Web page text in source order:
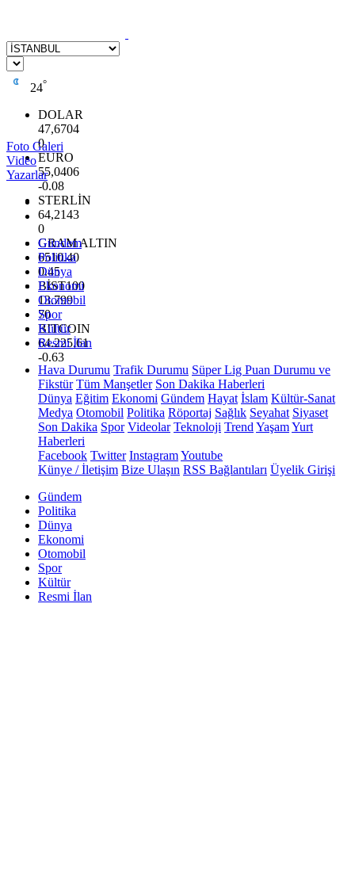
24°
DOLAR
47,6704
0
EURO
55,0406
-0.08
STERLİN
64,2143
0
GRAM ALTIN
6510.40
0.45
BİST100
13.799
70
BITCOIN
64.225,61
-0.63
Foto Galeri
Video
Yazarlar
Gündem
Politika
Dünya
Ekonomi
Otomobil
Spor
Kültür
Resmi İlan
Hava Durumu Trafik Durumu Süper Lig Puan Durumu ve
Fikstür Tüm Manşetler Son Dakika Haberleri
Dünya Eğitim Ekonomi Gündem Hayat İslam Kültür-Sanat
Medya Otomobil Politika Röportaj Sağlık Seyahat Siyaset
Son Dakika Spor Videolar Teknoloji Trend YaşamYurt
Haberleri
Facebook Twitter InstagramYoutube
Künye / İletişim Bize Ulaşın RSS Bağlantıları Üyelik Girişi
Gündem
Politika
Dünya
Ekonomi
Otomobil
Spor
Kültür
Resmi İlan